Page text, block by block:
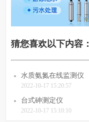
猜您喜欢以下内容：
水质氨氮在线监测仪
2022-10-17 15:20:57
台式砷测定仪
2022-10-17 15:10:10